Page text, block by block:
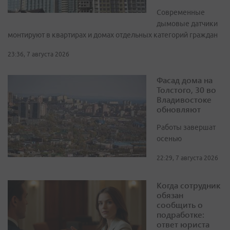
Современные
дымовые датчики
монтируют в квартирах и домах отдельных категорий граждан
23:36, 7 августа 2026
Фасад дома на
Толстого, 30 во
Владивостоке
обновляют
Работы завершат
осенью
22:29, 7 августа 2026
Когда сотрудник
обязан
сообщить о
подработке:
ответ юриста